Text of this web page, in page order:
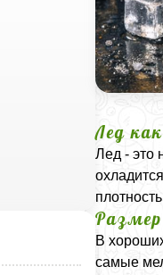
Лед
Лед - это
В
самые